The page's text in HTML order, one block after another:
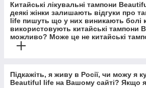
Китайські лікувальні тампони
деякі жінки залишають відгуки про
life пишуть що у них виникають болі
використовують китайські тампони
можливо? Може це не китайські
Підкажіть, я живу в Росії, чи можу я
Beautiful life на Вашому сайті? Якщо